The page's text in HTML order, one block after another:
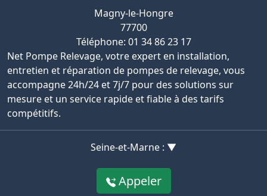
Magny-le-Hongre
77700
Téléphone: 01 34 86 23 17
Net Pompe Relevage, votre expert en installation,
entretien et réparation de pompes de relevage, vous
accompagne 24h/24 et 7j/7 pour des solutions sur
mesure et un service rapide et fiable à des tarifs
compétitifs.
Seine-et-Marne : ▼
Appeler